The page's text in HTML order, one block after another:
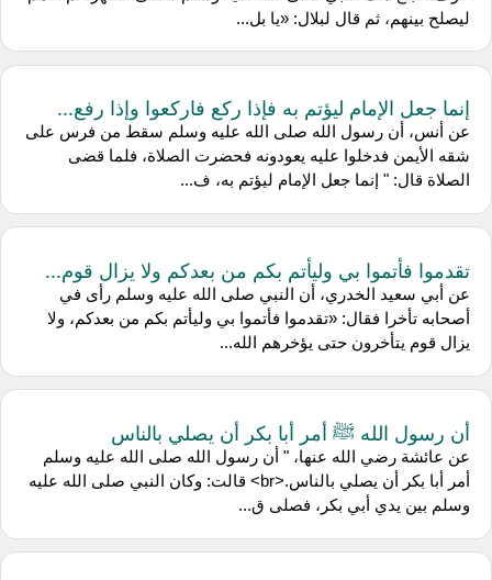
ليصلح بينهم، ثم قال لبلال: «يا بل...
إنما جعل الإمام ليؤتم به فإذا ركع فاركعوا وإذا رفع...
عن أنس، أن رسول الله صلى الله عليه وسلم سقط من فرس على
شقه الأيمن فدخلوا عليه يعودونه فحضرت الصلاة، فلما قضى
الصلاة قال: " إنما جعل الإمام ليؤتم به، ف...
تقدموا فأتموا بي وليأتم بكم من بعدكم ولا يزال قوم...
عن أبي سعيد الخدري، أن النبي صلى الله عليه وسلم رأى في
أصحابه تأخرا فقال: «تقدموا فأتموا بي وليأتم بكم من بعدكم، ولا
يزال قوم يتأخرون حتى يؤخرهم الله...
أن رسول الله ﷺ أمر أبا بكر أن يصلي بالناس
عن عائشة رضي الله عنها، " أن رسول الله صلى الله عليه وسلم
أمر أبا بكر أن يصلي بالناس.<br> قالت: وكان النبي صلى الله عليه
وسلم بين يدي أبي بكر، فصلى ق...